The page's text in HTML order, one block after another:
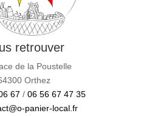
retrouver
de la Poustelle
Orthez
67 / 06 56 67 47 35
panier-local.fr